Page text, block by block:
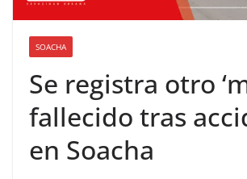
SOACHA
Se registra otro
fallecido tras
en Soacha